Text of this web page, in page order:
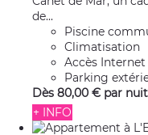
de...
Piscine
Climatisation
Accès Internet
Parking
Dès 80,00 € par nuit
+ INFO